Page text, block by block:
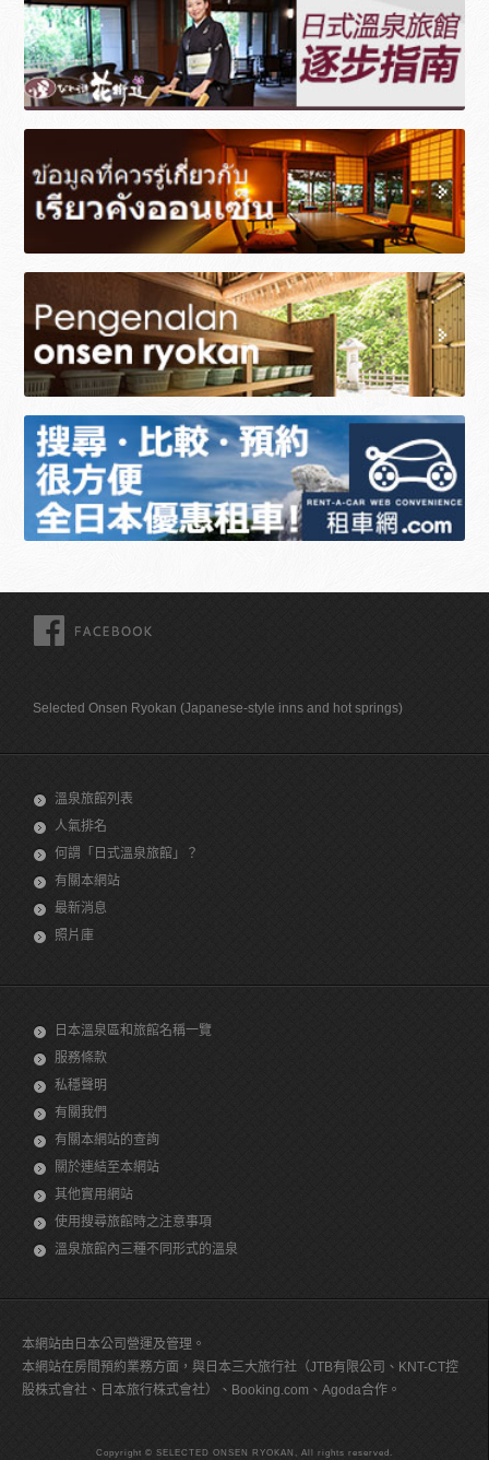
Selected Onsen Ryokan (Japanese-style inns and hot springs)
溫泉旅館列表
人氣排名
何謂「日式溫泉旅館」？
有關本網站
最新消息
照片庫
日本溫泉區和旅館名稱一覽
服務條款
私穩聲明
有關我們
有關本網站的查詢
關於連結至本網站
其他實用網站
使用搜尋旅館時之注意事項
溫泉旅館內三種不同形式的溫泉
本網站由日本公司營運及管理。
本網站在房間預約業務方面，與日本三大旅行社（JTB有限公司、KNT-CT控
股株式會社、日本旅行株式會社）、Booking.com、Agoda合作。
Copyright © SELECTED ONSEN RYOKAN, All rights reserved.